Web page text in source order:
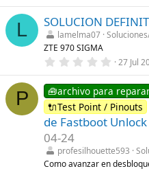
l
l
a
(
0
0
e
s
r
l
l
a
(
s
)
L SOLUCION
lamelma07
ZTE 970 SIGMA
0
0
0
e
s
t
r
l
l
a
27 Jul
P 🧰archivo para
🔌Test Point / Pinouts
de Fastboot
04-24
profesilhouette593
Como avanzar en